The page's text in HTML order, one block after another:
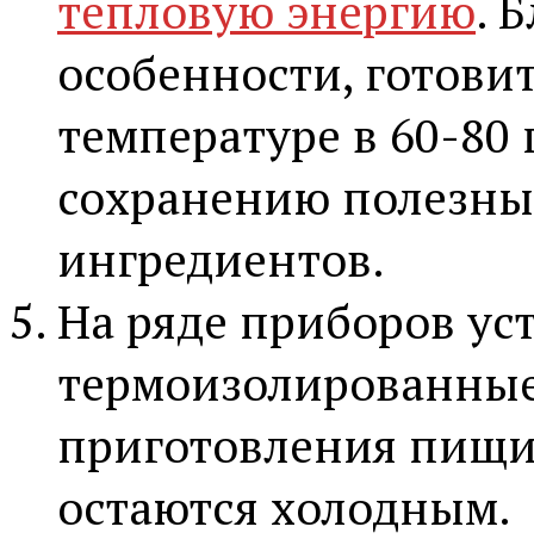
особенности,
температуре в 60-80
сохранению
ингредиентов.
На ряде приборов
приготовления
остаются холодным.